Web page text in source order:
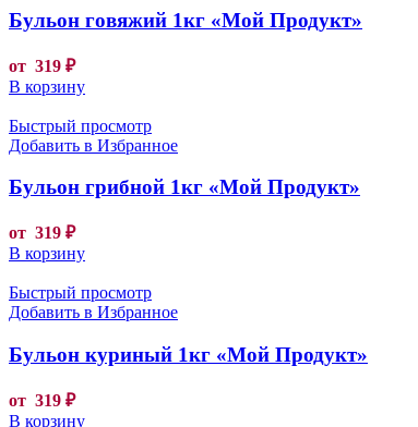
Бульон говяжий 1кг «Мой Продукт»
от 319 ₽
В корзину
Быстрый просмотр
Добавить в Избранное
Бульон грибной 1кг «Мой Продукт»
от 319 ₽
В корзину
Быстрый просмотр
Добавить в Избранное
Бульон куриный 1кг «Мой Продукт»
от 319 ₽
В корзину